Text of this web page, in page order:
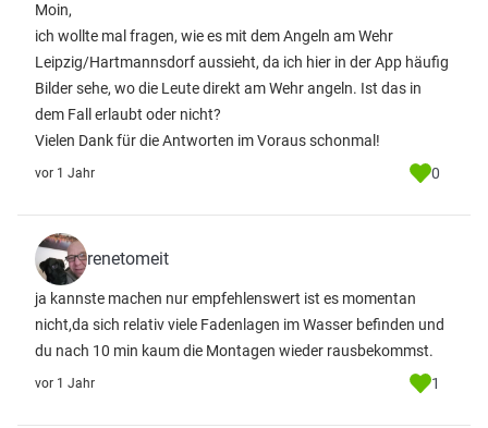
Moin,
ich wollte mal fragen, wie es mit dem Angeln am Wehr
Leipzig/Hartmannsdorf aussieht, da ich hier in der App häufig
Bilder sehe, wo die Leute direkt am Wehr angeln. Ist das in
dem Fall erlaubt oder nicht?
Vielen Dank für die Antworten im Voraus schonmal!
vor 1 Jahr 0
renetomeit
ja kannste machen nur empfehlenswert ist es momentan
nicht,da sich relativ viele Fadenlagen im Wasser befinden und
du nach 10 min kaum die Montagen wieder rausbekommst.
vor 1 Jahr 1